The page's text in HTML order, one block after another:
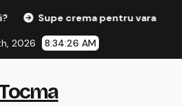
Supe crema pentru vara
2026 8:34:26 AM